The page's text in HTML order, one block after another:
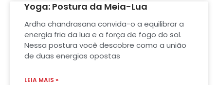
Yoga: Postura da Meia-Lua
Ardha chandrasana convida-o a equilibrar a
energia fria da lua e a força de fogo do sol.
Nessa postura você descobre como a união
de duas energias opostas
LEIA MAIS »